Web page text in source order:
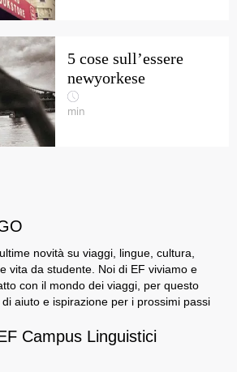
5 cose sull’essere
newyorkese
min
novità su viaggi, lingue, cultura,
vita da studente. Noi di EF viviamo e
con il mondo dei viaggi, per questo
aiuto e ispirazione per i prossimi passi
Campus Linguistici